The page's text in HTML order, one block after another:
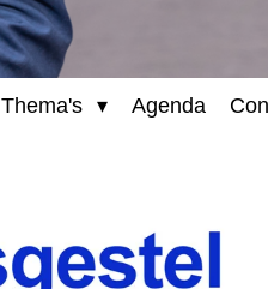
Thema's Agenda